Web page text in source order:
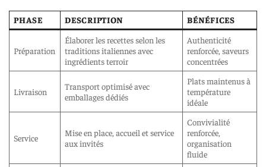
PHASE DESCRIPTION BÉNÉFICES
Préparation
Élaborer les recettes selon les
traditions italiennes avec
ingrédients terroir
Authenticité
renforcée, saveurs
concentrées
Livraison
Transport optimisé avec
emballages dédiés
Plats maintenus à
température
idéale
Service
Mise en place, accueil et service
aux invités
Convivialité
renforcée,
organisation
fluide